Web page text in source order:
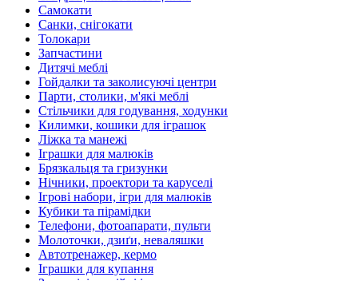
Самокати
Санки, снігокати
Толокари
Запчастини
Дитячі меблі
Гойдалки та заколисуючі центри
Парти, столики, м'які меблі
Стільчики для годування, ходунки
Килимки, кошики для іграшок
Ліжка та манежі
Іграшки для малюків
Брязкальця та гризунки
Нічники, проектори та каруселі
Ігрові набори, ігри для малюків
Кубики та пірамідки
Телефони, фотоапарати, пульти
Молоточки, дзиґи, неваляшки
Автотренажер, кермо
Іграшки для купання